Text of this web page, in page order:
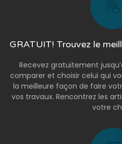
GRATUIT! Trouvez le
Recevez gratuitement
comparer et choisir celui qui
la meilleure façon de faire
vos travaux. Rencontrez les
votre